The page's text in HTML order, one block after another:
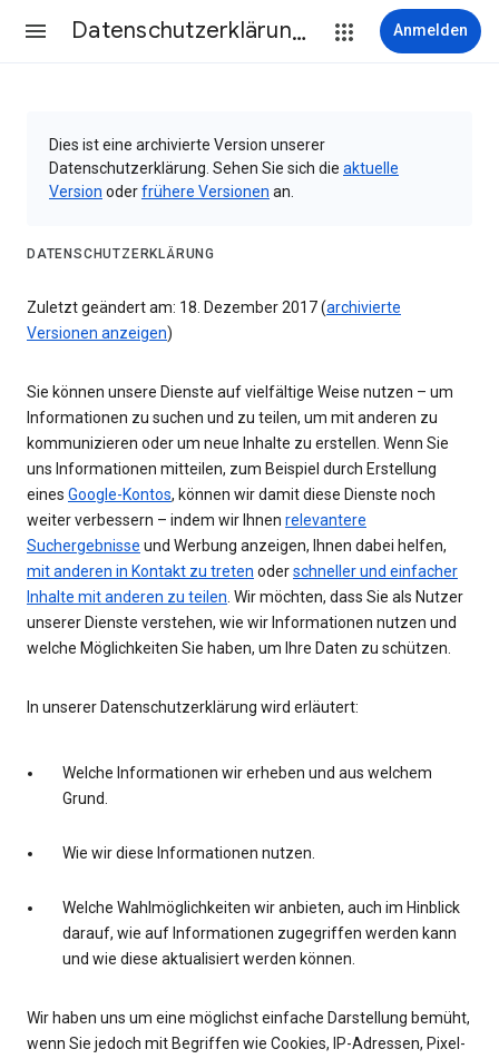
Datenschutzerklärung & Nutzungsbedingungen Anmelden
Dies ist eine archivierte Version unserer
Datenschutzerklärung. Sehen Sie sich die aktuelle
Version oderfrühere Versionen an.
DATENSCHUTZERKLÄRUNG
Zuletzt geändert am: 18. Dezember 2017 (archivierte
Versionen anzeigen)
Sie können unsere Dienste auf vielfältige Weise nutzen – um
Informationen zu suchen und zu teilen, um mit anderen zu
kommunizieren oder um neue Inhalte zu erstellen. Wenn Sie
uns Informationen mitteilen, zum Beispiel durch Erstellung
eines Google-Kontos, können wir damit diese Dienste noch
weiter verbessern – indem wir Ihnen relevantere
Suchergebnisse und Werbung anzeigen, Ihnen dabei helfen,
mit anderen in Kontakt zu treten oderschneller und einfacher
Inhalte mit anderen zu teilen. Wir möchten, dass Sie als Nutzer
unserer Dienste verstehen, wie wir Informationen nutzen und
welche Möglichkeiten Sie haben, um Ihre Daten zu schützen.
In unserer Datenschutzerklärung wird erläutert:
Welche Informationen wir erheben und aus welchem
Grund.
Wie wir diese Informationen nutzen.
Welche Wahlmöglichkeiten wir anbieten, auch im Hinblick
darauf, wie auf Informationen zugegriffen werden kann
und wie diese aktualisiert werden können.
Wir haben uns um eine möglichst einfache Darstellung bemüht,
wenn Sie jedoch mit Begriffen wie Cookies, IP-Adressen, Pixel-